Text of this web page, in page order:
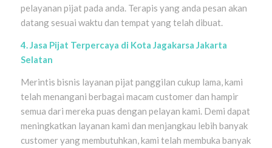
pelayanan pijat pada anda. Terapis yang anda pesan akan
datang sesuai waktu dan tempat yang telah dibuat.
4. Jasa Pijat Terpercaya di Kota Jagakarsa Jakarta
Selatan
Merintis bisnis layanan pijat panggilan cukup lama, kami
telah menangani berbagai macam customer dan hampir
semua dari mereka puas dengan pelayan kami. Demi dapat
meningkatkan layanan kami dan menjangkau lebih banyak
customer yang membutuhkan, kami telah membuka banyak